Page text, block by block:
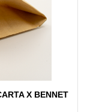
X BENNET